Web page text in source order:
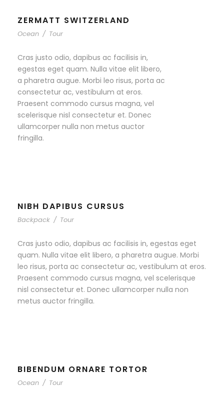
ZERMATT SWITZERLAND
Ocean / Tour
Cras justo odio, dapibus ac facilisis in,
egestas eget quam. Nulla vitae elit libero,
a pharetra augue. Morbi leo risus, porta ac
consectetur ac, vestibulum at eros.
Praesent commodo cursus magna, vel
scelerisque nisl consectetur et. Donec
ullamcorper nulla non metus auctor
fringilla.
NIBH DAPIBUS CURSUS
Backpack / Tour
Cras justo odio, dapibus ac facilisis in, egestas eget
quam. Nulla vitae elit libero, a pharetra augue. Morbi
leo risus, porta ac consectetur ac, vestibulum at eros.
Praesent commodo cursus magna, vel scelerisque
nisl consectetur et. Donec ullamcorper nulla non
metus auctor fringilla.
BIBENDUM ORNARE TORTOR
Ocean / Tour